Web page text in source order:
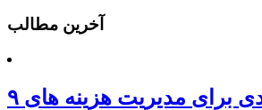
آخرین مطالب
۹ راهکار کاربردی برای مدیریت هزینه های